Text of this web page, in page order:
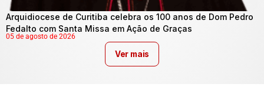
Arquidiocese de Curitiba celebra os 100 anos de Dom Pedro
Fedalto com Santa Missa em Ação de Graças
05 de agosto de 2026
Ver mais